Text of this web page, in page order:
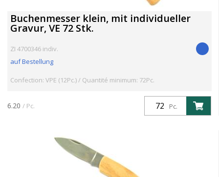
Buchenmesser klein, mit individueller
Gravur, VE 72 Stk.
ZI 4700346 indiv.
auf Bestellung
Confection: VPE (12Pc.) / Quantité minimum: 72Pc.
Pc.
6.20 / Pc.